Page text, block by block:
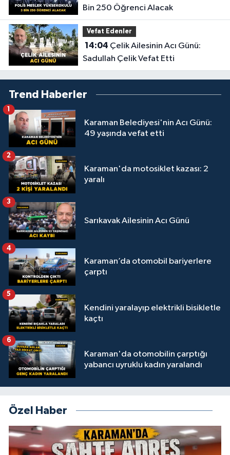
Bin 250 Öğrenci Alacak
Vefat Edenler
14:04
Sadullah Çelik Vefat Etti
Trend Haberler
Karaman Belediyesi'nin Acı Günü:
49 yaşında vefat etti
1
Karaman'da motosiklet kazası: 2
yaralı
2
Sarıkavak Ailesinin Acı Günü
3
Karaman’da otomobil bariyerlere
çarptı
4
Kendini yaralayıp elektrikli bisikletle
kaçtı
5
Karaman'da otomobilin çarptığı
yabancı uyruklu kadın yaralandı
6
Özel Haber